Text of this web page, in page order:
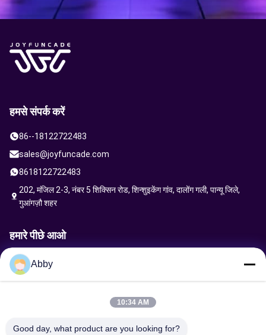
हमसे संपर्क करें
86--18122722483
sales@joyfuncade.com
8618122722483
202, मंजिल 2-3, नंबर 5 शिक्सिन रोड, शिन्शुइकेंग गांव, दालोंग गली, पान्यू जिले,
गुआंगज़ौ शहर
हमारे पीछे आओ
Abby
10:34 AM
Good day, what product are you looking for?